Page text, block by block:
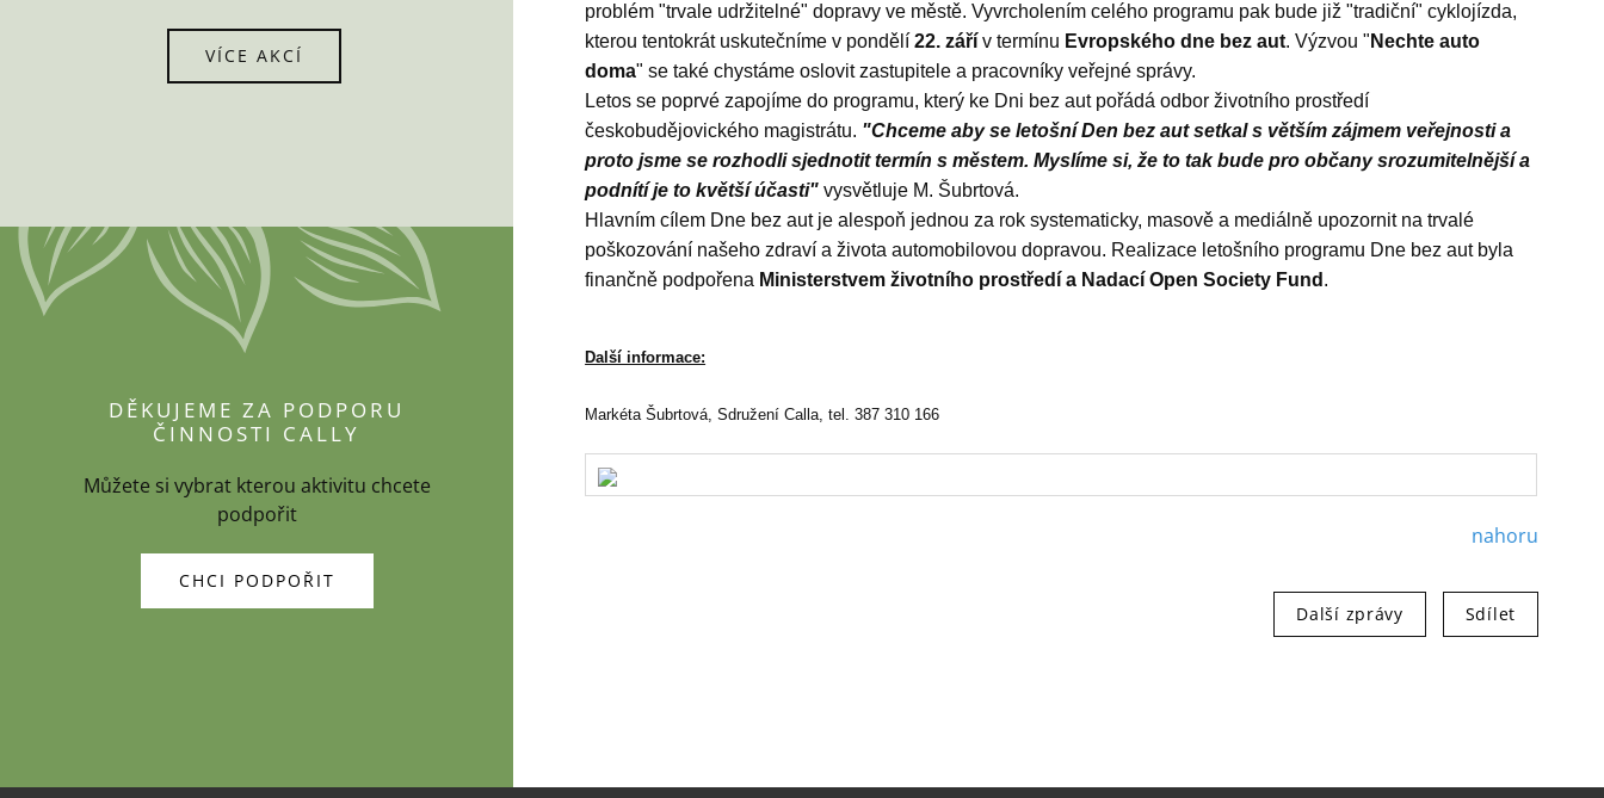
VÍCE AKCÍ
problém "trvale udržitelné" dopravy ve městě. Vyvrcholením celého programu pak bude již "tradiční" cyklojízda,
kterou tentokrát uskutečníme v pondělí22. září v termínu Evropského dne bez aut. Výzvou " Nechte auto
doma" se také chystáme oslovit zastupitele a pracovníky veřejné správy.
Letos se poprvé zapojíme do programu, který ke Dni bez aut pořádá odbor životního prostředí
českobudějovického magistrátu. "Chceme aby se letošní Den bez aut setkal s větším zájmem veřejnosti a
proto jsme se rozhodli sjednotit termín s městem. Myslíme si, že to tak bude pro občany srozumitelnější a
podnítí je to květší účasti" vysvětluje M. Šubrtová.
Hlavním cílem Dne bez aut je alespoň jednou za rok systematicky, masově a mediálně upozornit na trvalé
poškozování našeho zdraví a života automobilovou dopravou. Realizace letošního programu Dne bez aut byla
finančně podpořena Ministerstvem životního prostředí a Nadací Open Society Fund .
Další informace:
nahoru
Další zprávy Sdílet
DĚKUJEME ZA PODPORU
ČINNOSTI CALLY
Můžete si vybrat kterou aktivitu chcete
podpořit
CHCI PODPOŘIT